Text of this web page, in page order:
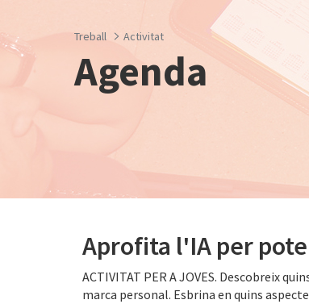
Treball Activitat
Agenda
Aprofita l'IA per
ACTIVITAT PER A JOVES. Descobreix
marca personal. Esbrina en quins